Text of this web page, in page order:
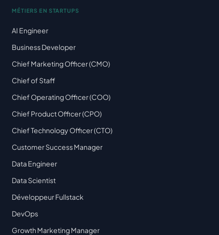
MÉTIERS EN STARTUPS
AI Engineer
Business Developer
Chief Marketing Officer (CMO)
Chief of Staff
Chief Operating Officer (COO)
Chief Product Officer (CPO)
Chief Technology Officer (CTO)
Customer Success Manager
Data Engineer
Data Scientist
Développeur Fullstack
DevOps
Growth Marketing Manager